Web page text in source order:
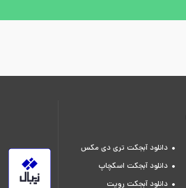
دانلود آبجکت تری دی مکس
دانلود آبجکت اسکچاپ
دانلود آبجکت رویت